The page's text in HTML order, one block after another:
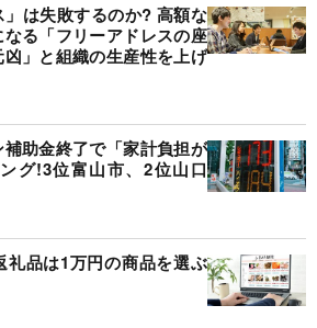
は失敗するのか? 高額な
る「フリーアドレスの座
」と組織の生産性を上げ
補助金終了で「家計負担が
グ!3位富山市、2位山口
礼品は1万円の商品を選ぶ